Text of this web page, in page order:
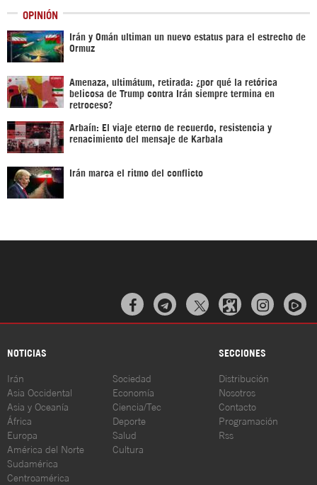
OPINIÓN
Irán y Omán ultiman un nuevo estatus para el estrecho de
Ormuz
Amenaza, ultimátum, retirada: ¿por qué la retórica
belicosa de Trump contra Irán siempre termina en
retroceso?
Arbaín: El viaje eterno de recuerdo, resistencia y
renacimiento del mensaje de Karbala
Irán marca el ritmo del conflicto
  
NOTICIAS SECCIONES
Irán
Asia Occidental
Asia y Oceanía
África
Europa
América del Norte
Sudamérica
Centroamérica
Sociedad
Economía
Ciencia/Tec
Deporte
Salud
Cultura
Distribución
Nosotros
Contacto
Programación
Rss